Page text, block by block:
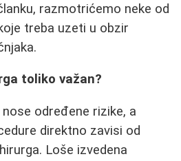
razmotrićemo neke od
treba uzeti u obzir
toliko važan?
određene rizike, a
direktno zavisi od
Loše izvedena